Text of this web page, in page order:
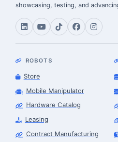
showcasing, testing, and
ROBOTS
Store
Mobile Manipulator
Hardware Catalog
Leasing
Contract Manufacturing